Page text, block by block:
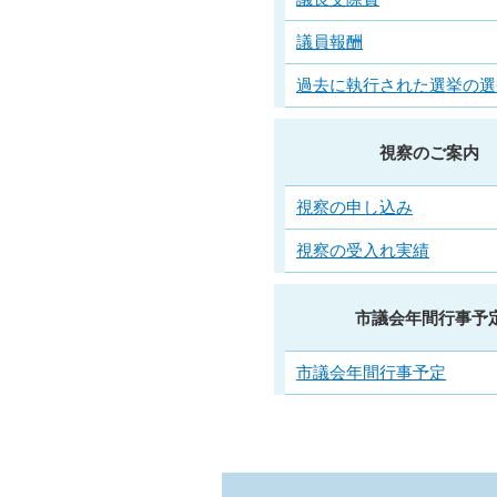
議員報酬
過去に執行された選挙の
視察のご案内
視察の申し込み
視察の受入れ実績
市議会年間行事予
市議会年間行事予定